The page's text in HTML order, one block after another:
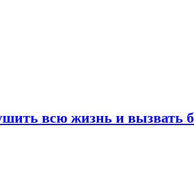
всю жизнь и вызвать